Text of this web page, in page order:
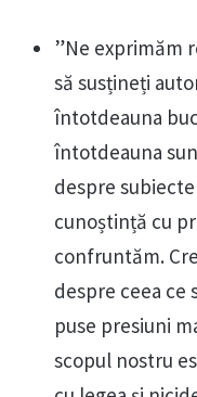
”Ne exprimăm
să susțineți
întotdeauna
întotdeauna
despre
cunoștință cu
confruntăm.
despre ceea ce
puse presiuni
scopul nostru